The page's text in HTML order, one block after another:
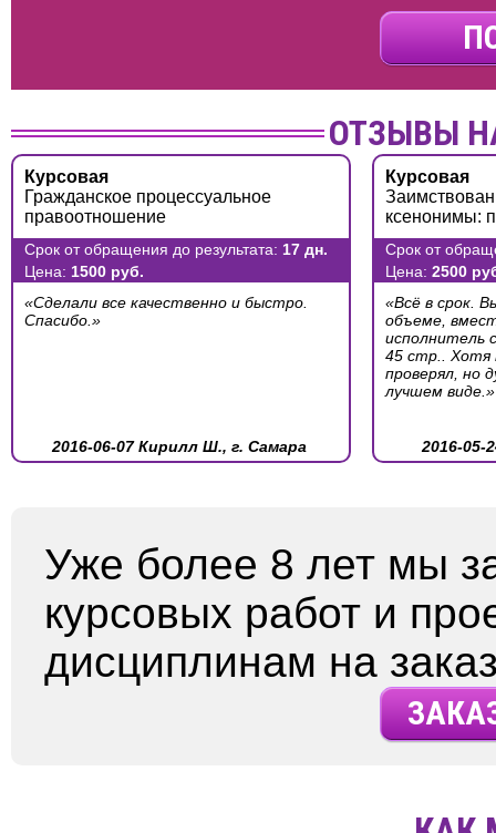
ОТЗЫВЫ
Курсовая
Гражданское процессуальное
правоотношение
Срок от обращения до результата: 17 дн.
Цена: 1500 руб.
«Сделали все качественно и быстро.
Спасибо.»
2016-06-07 Кирилл Ш., г. Самара
Курсовая
ксенонимы:
Срок от
Цена: 2500
«Всё в срок.
объеме,
исполнитель
45 стр.. Хотя
проверял, но
лучшем виде.»
2016-05-
Уже более 8 лет мы
курсовых работ и
дисциплинам на